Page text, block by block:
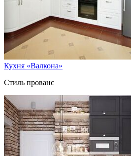
Кухня «Валкона»
Стиль прованс